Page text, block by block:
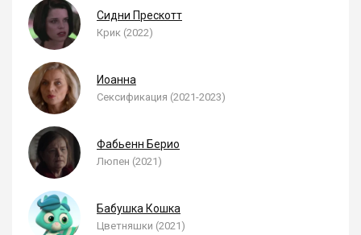
Сидни Прескотт
Крик (2022)
Иоанна
Сексификация (2021-2023)
Фабьенн Берио
Люпен (2021)
Бабушка Кошка
Цветняшки (2021)